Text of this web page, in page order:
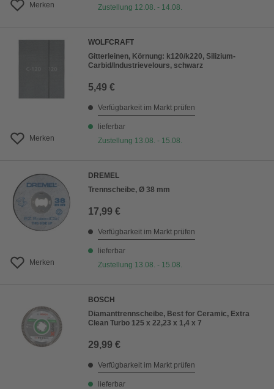
Merken
Zustellung 12.08. - 14.08.
Merken
WOLFCRAFT
Gitterleinen, Körnung: k120/k220, Silizium-
Carbid/Industrievelours, schwarz
5,49 €
Verfügbarkeit im Markt prüfen
lieferbar
Zustellung 13.08. - 15.08.
Merken
DREMEL
Trennscheibe, Ø 38 mm
17,99 €
Verfügbarkeit im Markt prüfen
lieferbar
Zustellung 13.08. - 15.08.
BOSCH
Diamanttrennscheibe, Best for Ceramic, Extra
Clean Turbo 125 x 22,23 x 1,4 x 7
29,99 €
Verfügbarkeit im Markt prüfen
lieferbar